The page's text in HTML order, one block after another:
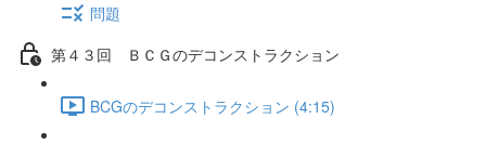
問題
第４３回 ＢＣＧのデコンストラクション
BCGのデコンストラクション (4:15)